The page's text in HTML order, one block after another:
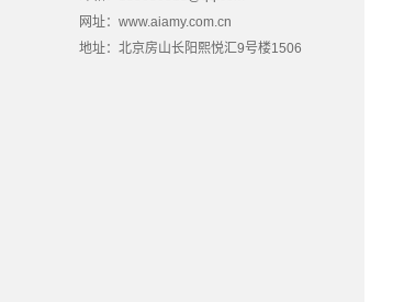
网址：www.aiamy.com.cn
地址： 北京房山长阳熙悦汇9号楼1506